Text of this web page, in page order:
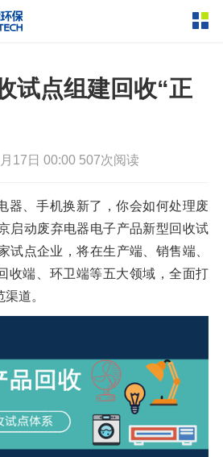
双轴撕碎机 单轴撕碎机
垃圾破袋机 移动式撕碎站
粉碎设备
环锤式粉碎机 鼓式粉碎机
轮胎钢丝分离机 通用型粉碎机
破碎设备
反击式破碎机 颚式破碎机
圆锥破碎机
挤压成型设备
RDF成型机
成套机组
橡胶破胶机组
风选机 滚筒筛
涡电流分选机
轮胎抽丝机
试点组建回收“正
17日 00:00 507次阅读
器、手机换新了，你会如何处理废
启动废弃电器电子产品新型回收试
试点企业，将在生产端、销售端、
收端、环卫端等五大领域，全面打
道。